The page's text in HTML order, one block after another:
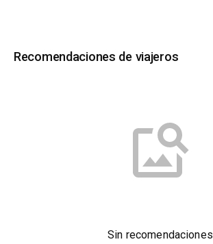
Recomendaciones de viajeros
Sin recomendaciones